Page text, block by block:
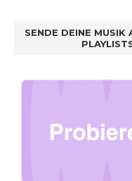
SENDE DEINE MUSIK